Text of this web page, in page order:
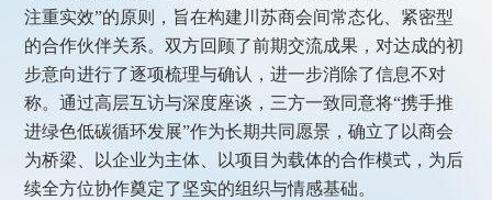
注重实效”的原则，旨在构建川苏商会间常态化、紧密型
的合作伙伴关系。双方回顾了前期交流成果，对达成的初
步意向进行了逐项梳理与确认，进一步消除了信息不对
称。通过高层互访与深度座谈，三方一致同意将“携手推
进绿色低碳循环发展”作为长期共同愿景，确立了以商会
为桥梁、以企业为主体、以项目为载体的合作模式，为后
续全方位协作奠定了坚实的组织与情感基础。